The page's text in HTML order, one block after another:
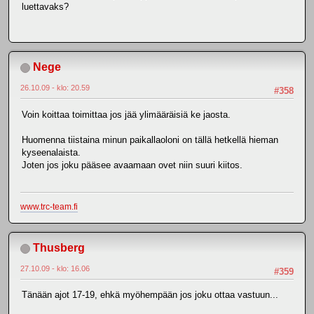
luettavaks?
Nege
#358
26.10.09 - klo: 20.59
Voin koittaa toimittaa jos jää ylimääräisiä ke jaosta.
Huomenna tiistaina minun paikallaoloni on tällä hetkellä hieman
kyseenalaista.
Joten jos joku pääsee avaamaan ovet niin suuri kiitos.
www.trc-team.fi
Thusberg
#359
27.10.09 - klo: 16.06
Tänään ajot 17-19, ehkä myöhempään jos joku ottaa vastuun...